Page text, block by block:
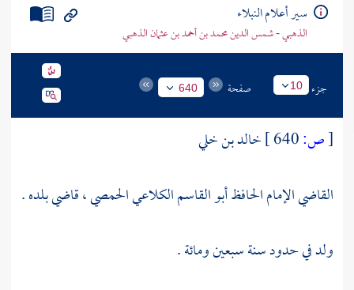
سير أعلام النبلاء
الذهبي - شمس الدين محمد بن أحمد بن عثمان الذهبي
جزء 10 صفحة 640
[ص:
خالد بن خلي
القاضي الإمام الحافظ أبو القاسم الكلاعي الحمصي ، قاضي بلده .
ولد في حدود سنة سبعين ومائة .